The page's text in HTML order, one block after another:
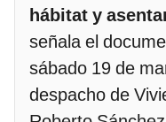
hábitat y
señala el
sábado 19 de
despacho de